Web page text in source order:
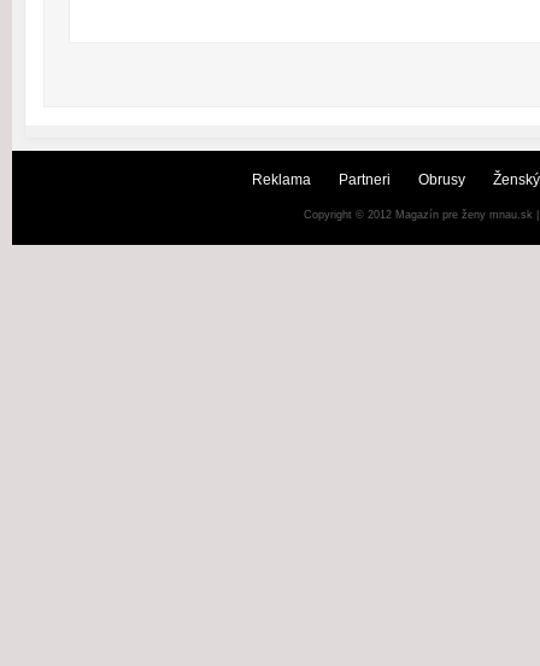
Reklama Partneri Obrusy
Copyright © 2012 Magazín pre ženy mnau.sk